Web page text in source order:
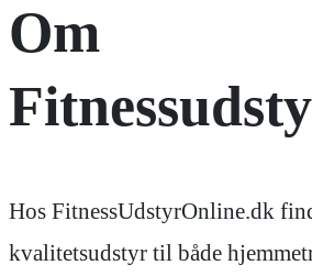
Om
Hos FitnessUdstyrOnline.dk
kvalitetsudstyr til både